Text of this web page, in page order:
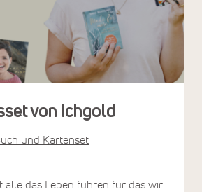
von Ichgold
und Kartenset
alle das Leben führen für das wir